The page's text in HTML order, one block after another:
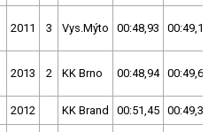
2011 3 Vys.Mýto 00:48,93 00:49,18
2013 2 KK Brno 00:48,94 00:49,62
2012 KK Brand 00:51,45 00:49,30